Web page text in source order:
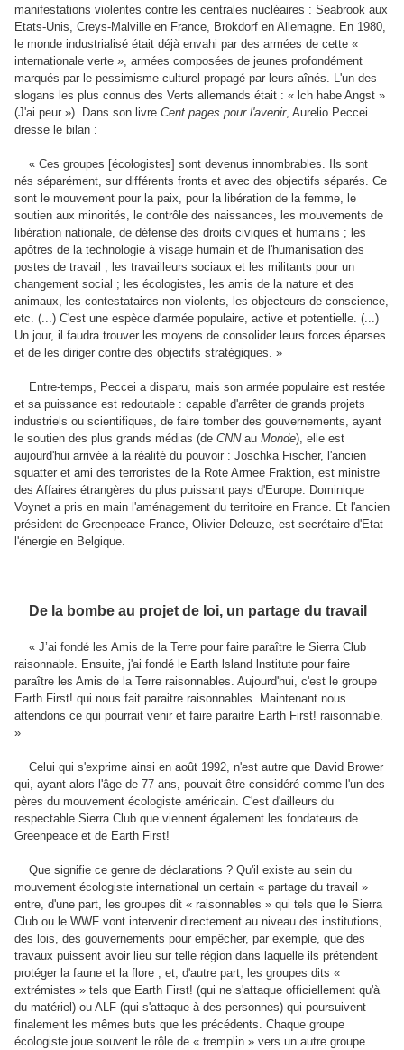
manifestations violentes contre les centrales nucléaires : Seabrook aux
Etats-Unis, Creys-Malville en France, Brokdorf en Allemagne. En 1980,
le monde industrialisé était déjà envahi par des armées de cette «
internationale verte », armées composées de jeunes profondément
marqués par le pessimisme culturel propagé par leurs aînés. L'un des
slogans les plus connus des Verts allemands était : « lch habe Angst »
(J'ai peur »). Dans son livre Cent pages pour l'avenir, Aurelio Peccei
dresse le bilan :
« Ces groupes [écologistes] sont devenus innombrables. Ils sont
nés séparément, sur différents fronts et avec des objectifs séparés. Ce
sont le mouvement pour la paix, pour la libération de la femme, le
soutien aux minorités, le contrôle des naissances, les mouvements de
libération nationale, de défense des droits civiques et humains ; les
apôtres de la technologie à visage humain et de l'humanisation des
postes de travail ; les travailleurs sociaux et les militants pour un
changement social ; les écologistes, les amis de la nature et des
animaux, les contestataires non-violents, les objecteurs de conscience,
etc. (...) C'est une espèce d'armée populaire, active et potentielle. (...)
Un jour, il faudra trouver les moyens de consolider leurs forces éparses
et de les diriger contre des objectifs stratégiques. »
Entre-temps, Peccei a disparu, mais son armée populaire est restée
et sa puissance est redoutable : capable d'arrêter de grands projets
industriels ou scientifiques, de faire tomber des gouvernements, ayant
le soutien des plus grands médias (de CNNau Monde), elle est
aujourd'hui arrivée à la réalité du pouvoir : Joschka Fischer, l'ancien
squatter et ami des terroristes de la Rote Armee Fraktion, est ministre
des Affaires étrangères du plus puissant pays d'Europe. Dominique
Voynet a pris en main l'aménagement du territoire en France. Et l'ancien
président de Greenpeace-France, Olivier Deleuze, est secrétaire d'Etat
l'énergie en Belgique.
De la bombe au projet de loi, un partage du travail
« J’ai fondé les Amis de la Terre pour faire paraître le Sierra Club
raisonnable. Ensuite, j'ai fondé le Earth lsland lnstitute pour faire
paraître les Amis de la Terre raisonnables. Aujourd'hui, c'est le groupe
Earth First! qui nous fait paraitre raisonnables. Maintenant nous
attendons ce qui pourrait venir et faire paraitre Earth First! raisonnable.
»
Celui qui s'exprime ainsi en août 1992, n'est autre que David Brower
qui, ayant alors l'âge de 77 ans, pouvait être considéré comme l'un des
pères du mouvement écologiste américain. C'est d'ailleurs du
respectable Sierra Club que viennent également les fondateurs de
Greenpeace et de Earth First!
Que signifie ce genre de déclarations ? Qu'il existe au sein du
mouvement écologiste international un certain « partage du travail »
entre, d'une part, les groupes dit « raisonnables » qui tels que le Sierra
Club ou le WWF vont intervenir directement au niveau des institutions,
des lois, des gouvernements pour empêcher, par exemple, que des
travaux puissent avoir lieu sur telle région dans laquelle ils prétendent
protéger la faune et la flore ; et, d'autre part, les groupes dits «
extrémistes » tels que Earth First! (qui ne s'attaque officiellement qu'à
du matériel) ou ALF (qui s'attaque à des personnes) qui poursuivent
finalement les mêmes buts que les précédents. Chaque groupe
écologiste joue souvent le rôle de « tremplin » vers un autre groupe